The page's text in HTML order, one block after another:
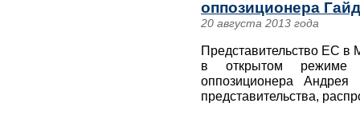
оппозиционера
20 августа 2013 года
Представительство ЕС в
в открытом режиме
оппозиционера Андрея
представительства,